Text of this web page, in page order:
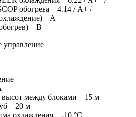
обогрева 4.14 / A+ /
A
B
высот между блоками 15 м
20 м
охлаждения -10 °C